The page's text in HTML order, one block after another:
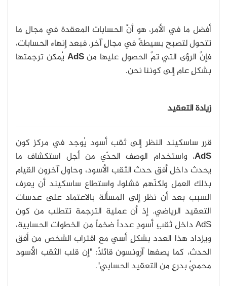
أفضل ما في الأمر، هو أنَّ الحسابات المعقدة في مجالٍ ما
تتحول لتصبح بسيطةً في مجالٍ آخر. فبعد إنهاء الحسابات،
فإنَّ الرؤى التي تمَّ الحصول عليها منAdS يُمكن ترجمتها
بشكلٍ عام إلى كوننا نحن.
زيادة التعقيد
قرر ساسكيند النظر إلى ثقب أسود يُوجد في مركز كون
AdS، واستخدام الوصف الحدّي من أجل استكشاف ما
يحدث داخل أفق حدث الثقب الأسود، وحاول آخرون القيام
بذلك العمل ولكنّهم فشلوا، واستطاع ساسكيند أن يعرف
السبب بعد أن نظر إلى المسألة بالاعتماد على عدسات
التعقيد الرياضي. إذ أن عملية الترجمة تتطلب من كون
AdS داخل ثقبٍ أسودٍ عدداً ضخماً من الخطوات الحسابية،
ويزداد هذا العدد بشكلٍ أسي مع اقتراب الشخص من أفق
الحدث، كما يصفها آرونسون قائلاً: "إن قلب الثقب الأسود
محميٌ بدرعٍ من التعقيد الحسابي".